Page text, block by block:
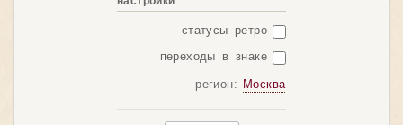
статусы ретро
переходы в знаке
регион: Москва